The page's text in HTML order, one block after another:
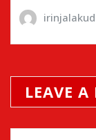
LEAVE A